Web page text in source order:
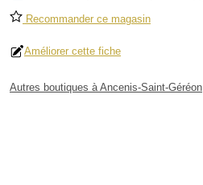
Recommander ce magasin
Améliorer cette fiche
Autres boutiques à Ancenis-Saint-Géréon